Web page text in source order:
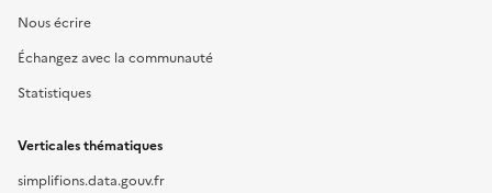
Nous écrire
Échangez avec la communauté
Statistiques
Verticales thématiques
simplifions.data.gouv.fr